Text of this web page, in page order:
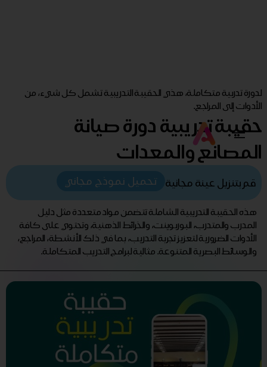
لدورة تدربية متكاملة، هذي الحقيبة التدريبية تشمل كل شيء، من
الأدوات إلى المراجع.
حقيبة تدريبية دورة صيانة
المصانع والمعدات
قم بتنزيل عينة مجانية تحميل نموذج مجاني
هذه الحقيبة التدريبية الشاملة تتضمن مواد متعددة مثل دليل
المدرب والمتدرب، البوربوينت، والخرائط الذهنية، وتحتوي على كافة
الأدوات الضرورية لتعزيز تجربة التدريب، بما في ذلك الأنشطة، المراجع،
والوسائط البصرية المتنوعة. مثالية لبرامج التدريب المتكاملة.